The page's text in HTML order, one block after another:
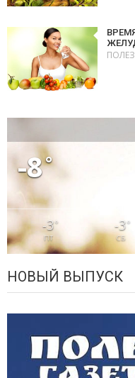
-8°
-3°
ПТ
-3°
СБ
НОВЫЙ ВЫПУСК